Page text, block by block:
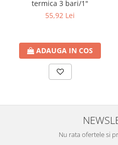
Chiuveta bucatarie inox
Tuburi Flexibile Hota
Accesorii bucatarie
FILTRARE PENTRU APA SI PIESE
termica 3 bari/1"
55,92 Lei
ADAUGA IN COS
Nu rata ofertele si